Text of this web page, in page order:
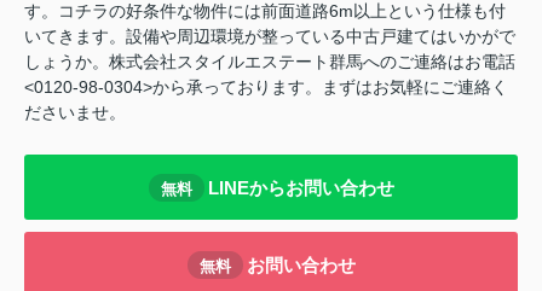
す。コチラの好条件な物件には前面道路6m以上という仕様も付
いてきます。設備や周辺環境が整っている中古戸建てはいかがで
しょうか。株式会社スタイルエステート群馬へのご連絡はお電話
<0120-98-0304>から承っております。まずはお気軽にご連絡く
ださいませ。
無料 LINEからお問い合わせ
無料 お問い合わせ